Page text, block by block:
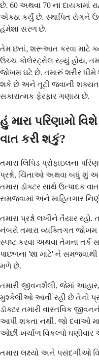
છે. 60 અથવા 70 ના દાયકામાં
એકઠા કર્યું છે. સ્થાપિત રોગને
હંમેશા સરળ છે.
તેમ છતાં, શરૂઆત કરવા માટે
ઉચ્ચ કોલેસ્ટ્રોલ રહ્યું હોય,
જોખમ ઘટે છે. તમારું શરીર
શકે છે અને તૂટી જવાની
સકારાત્મક ફેરફાર ગણાય છે.
હું મારા પરિણામો
વાત કરી શકું?
તમારા લિપિડ પ્રોફાઇલના
પ્રશ્નો, ચિંતાઓ અથવા બધું શું
તમારા ડૉક્ટર સાથે ઉત્પાદક
સમજવામાં અને માહિતગાર
તમારા પ્રશ્નો લખીને તૈયાર રહો.
નંબરો તમારા વ્યક્તિગત જોખમ
સ્પષ્ટ કરવા અથવા તેમના તર્ક
પાછળના 'શા માટે' ને
મળે છે.
તમારી જીવનશૈલી, જેમાં
મુશ્કેલીઓ આવી રહી છે તેનો
ડૉક્ટર તમારી વાસ્તવિક
આપી શકતા નથી. જો દવાઓ
ઓછી ખર્ચાળ વિકલ્પો ઘણીવાર
તમારા લક્ષ્યો અને પસંદગીઓ